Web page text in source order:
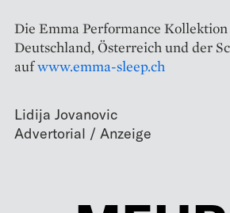
Die Emma Performance
Deutschland, Österreich und der
aufwww.emma-sleep.ch
Lidija Jovanovic